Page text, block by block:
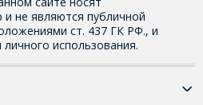
не являются публичной
ст. 437 ГК РФ., и
использования.